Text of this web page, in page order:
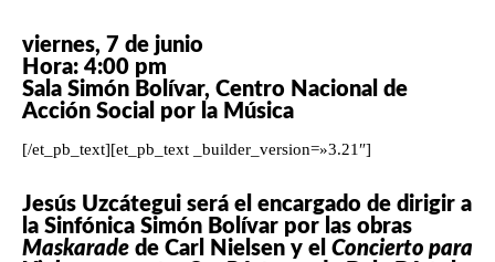
viernes, 7 de junio
Hora: 4:00 pm
Sala Simón Bolívar, Centro Nacional de
Acción Social por la Música
[/et_pb_text][et_pb_text _builder_version=»3.21″]
Jesús Uzcátegui será el encargado de dirigir a
la Sinfónica Simón Bolívar por las obras
Maskarade de Carl Nielsen y el Concierto para